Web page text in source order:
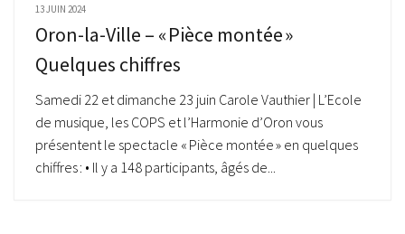
13 JUIN 2024
Oron-la-Ville – « Pièce montée »
Quelques chiffres
Samedi 22 et dimanche 23 juin Carole Vauthier | L’Ecole
de musique, les COPS et l’Harmonie d’Oron vous
présentent le spectacle « Pièce montée » en quelques
chiffres : • Il y a 148 participants, âgés de...